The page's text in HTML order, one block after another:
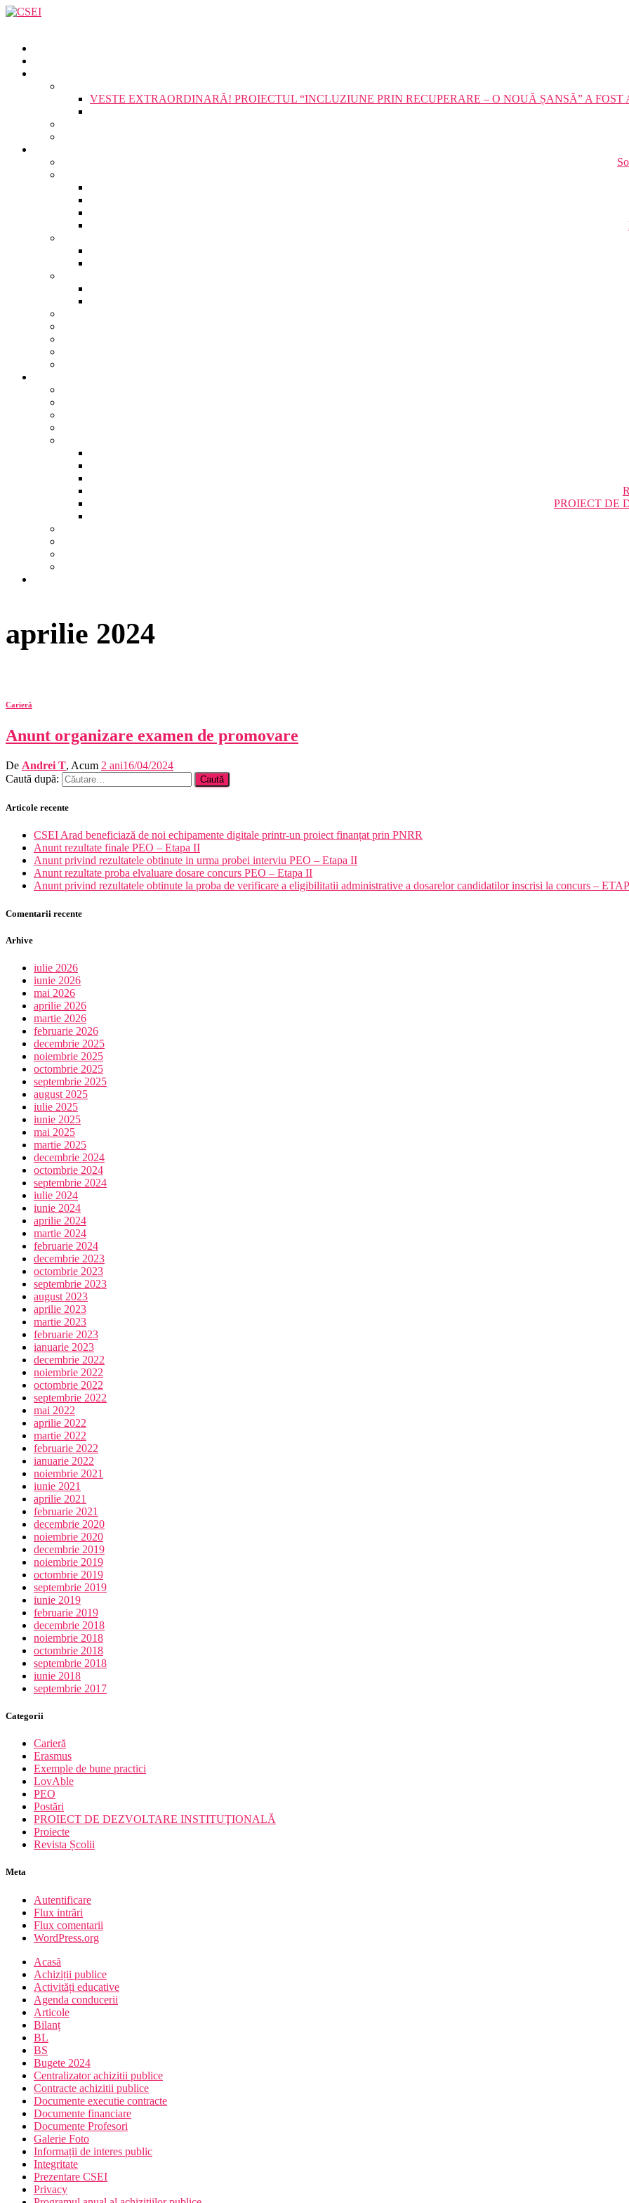
VESTE EXTRAORDINARĂ! PROIECTUL “INCLUZIUNE PRIN RECUPERARE – O NOUĂ ȘANSĂ” A
PROIECT DE
aprilie 2024
Carieră
Anunt organizare examen de promovare
De Andrei T, Acum 2 ani16/04/2024
Caută după:
Articole recente
CSEI Arad beneficiază de noi echipamente digitale printr-un proiect finanțat prin PNRR
Anunt rezultate finale PEO – Etapa II
Anunt privind rezultatele obtinute in urma probei interviu PEO – Etapa II
Anunt rezultate proba elvaluare dosare concurs PEO – Etapa II
Anunt privind rezultatele obtinute la proba de verificare a eligibilitatii administrative a dosarelor candidatilor inscrisi la concurs –
Comentarii recente
Arhive
iulie 2026
iunie 2026
mai 2026
aprilie 2026
martie 2026
februarie 2026
decembrie 2025
noiembrie 2025
octombrie 2025
septembrie 2025
august 2025
iulie 2025
iunie 2025
mai 2025
martie 2025
decembrie 2024
octombrie 2024
septembrie 2024
iulie 2024
iunie 2024
aprilie 2024
martie 2024
februarie 2024
decembrie 2023
octombrie 2023
septembrie 2023
august 2023
aprilie 2023
martie 2023
februarie 2023
ianuarie 2023
decembrie 2022
noiembrie 2022
octombrie 2022
septembrie 2022
mai 2022
aprilie 2022
martie 2022
februarie 2022
ianuarie 2022
noiembrie 2021
iunie 2021
aprilie 2021
februarie 2021
decembrie 2020
noiembrie 2020
decembrie 2019
noiembrie 2019
octombrie 2019
septembrie 2019
iunie 2019
februarie 2019
decembrie 2018
noiembrie 2018
octombrie 2018
septembrie 2018
iunie 2018
septembrie 2017
Categorii
Carieră
Erasmus
Exemple de bune practici
LovAble
PEO
Postări
PROIECT DE DEZVOLTARE INSTITUŢIONALĂ
Proiecte
Revista Școlii
Meta
Autentificare
Flux intrări
Flux comentarii
WordPress.org
Acasă
Achiziții publice
Activități educative
Agenda conducerii
Articole
Bilanț
BL
BS
Bugete 2024
Centralizator achizitii publice
Contracte achizitii publice
Documente executie contracte
Documente financiare
Documente Profesori
Galerie Foto
Informații de interes public
Integritate
Prezentare CSEI
Privacy